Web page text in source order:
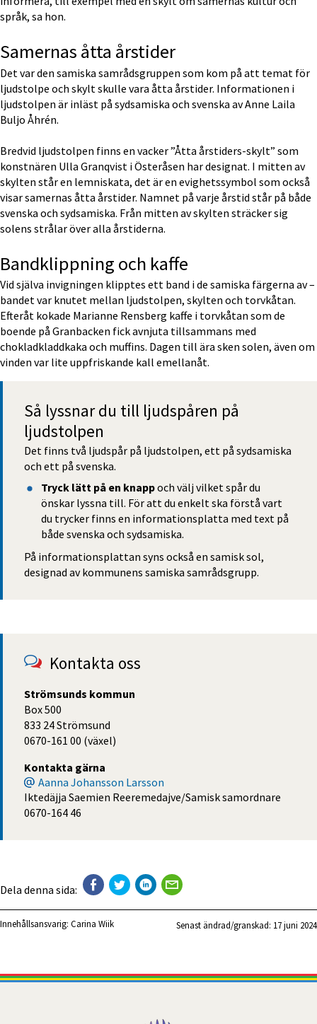
språk, sa hon.
Samernas åtta årstider
Det var den samiska samrådsgruppen som kom på att temat för
ljudstolpe och skylt skulle vara åtta årstider. Informationen i
ljudstolpen är inläst på sydsamiska och svenska av Anne Laila
Buljo Åhrén.
Bredvid ljudstolpen finns en vacker ”Åtta årstiders-skylt” som
konstnären Ulla Granqvist i Österåsen har designat. I mitten av
skylten står en lemniskata, det är en evighetssymbol som också
visar samernas åtta årstider. Namnet på varje årstid står på både
svenska och sydsamiska. Från mitten av skylten sträcker sig
solens strålar över alla årstiderna.
Bandklippning och kaffe
Vid själva invigningen klipptes ett band i de samiska färgerna av –
bandet var knutet mellan ljudstolpen, skylten och torvkåtan.
Efteråt kokade Marianne Rensberg kaffe i torvkåtan som de
boende på Granbacken fick avnjuta tillsammans med
chokladkladdkaka och muffins. Dagen till ära sken solen, även om
vinden var lite uppfriskande kall emellanåt.
Så lyssnar du till ljudspåren på
ljudstolpen
Det finns två ljudspår på ljudstolpen, ett på sydsamiska
och ett på svenska.
Tryck lätt på en knapp och välj vilket spår du
önskar lyssna till. För att du enkelt ska förstå vart
du trycker finns en informationsplatta med text på
både svenska och sydsamiska.
På informationsplattan syns också en samisk sol,
designad av kommunens samiska samrådsgrupp.
Kontakta oss
Strömsunds kommun
Box 500
833 24 Strömsund
0670-161 00 (växel)
Kontakta gärna
Aanna Johansson Larsson
Iktedäjja Saemien Reeremedajve/Samisk samordnare
0670-164 46
Dela denna sida:
Innehållsansvarig: Carina Wiik Senast ändrad/granskad: 17 juni 2024